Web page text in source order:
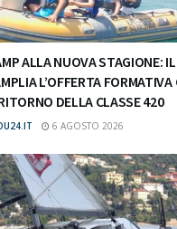
ALLA NUOVA STAGIONE:
L’OFFERTA FORMATIVA
DELLA CLASSE 420
6 AGOSTO 2026